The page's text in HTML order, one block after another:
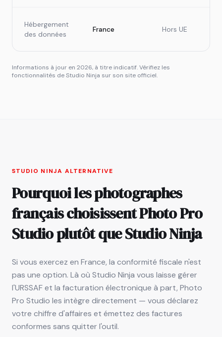
Hébergement
des données
France Hors UE
Informations à jour en 2026, à titre indicatif. Vérifiez les
fonctionnalités de Studio Ninja sur son site officiel.
STUDIO NINJA ALTERNATIVE
Pourquoi les photographes
français choisissent Photo Pro
Studio plutôt que Studio Ninja
Si vous exercez en France, la conformité fiscale n'est
pas une option. Là où Studio Ninja vous laisse gérer
l'URSSAF et la facturation électronique à part, Photo
Pro Studio les intègre directement — vous déclarez
votre chiffre d'affaires et émettez des factures
conformes sans quitter l'outil.